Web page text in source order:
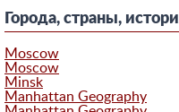
Города, страны,
Moscow
Moscow
Minsk
Manhattan Geography